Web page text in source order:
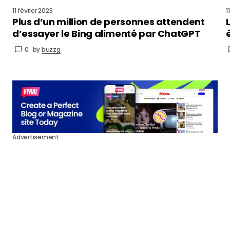
11 février 2023
Plus d’un million de personnes attendent
d’essayer le Bing alimenté par ChatGPT
0 bybuzzg
Advertisement